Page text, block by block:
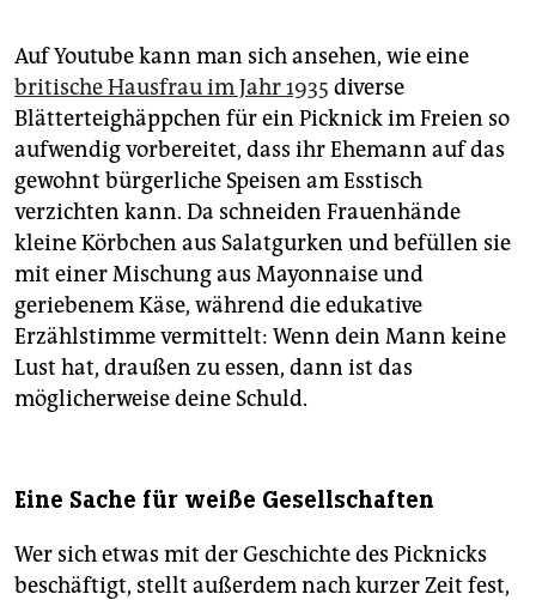
Auf Youtube kann man sich ansehen, wie eine
britische Hausfrau im Jahr 1935 diverse
Blätterteighäppchen für ein Picknick im Freien so
aufwendig vorbereitet, dass ihr Ehemann auf das
gewohnt bürgerliche Speisen am Esstisch
verzichten kann. Da schneiden Frauenhände
kleine Körbchen aus Salatgurken und befüllen sie
mit einer Mischung aus Mayonnaise und
geriebenem Käse, während die edukative
Erzählstimme vermittelt: Wenn dein Mann keine
Lust hat, draußen zu essen, dann ist das
möglicherweise deine Schuld.
Eine Sache für weiße Gesellschaften
Wer sich etwas mit der Geschichte des Picknicks
beschäftigt, stellt außerdem nach kurzer Zeit fest,